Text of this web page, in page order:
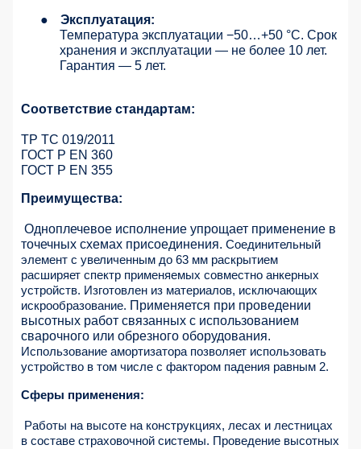
●
Эксплуатация:
Температура эксплуатации −50…+50 °C. Срок
хранения и эксплуатации — не более 10 лет.
Гарантия — 5 лет.
Соответствие стандартам:
ТР ТС 019/2011
ГОСТ Р EN 360
ГОСТ Р EN 355
Преимущества:
Одноплечевое исполнение упрощает применение в
точечных схемах присоединения. Соединительный
элемент с увеличенным до 63 мм раскрытием
расширяет спектр применяемых совместно анкерных
устройств. Изготовлен из материалов, исключающих
искрообразование. Применяется при проведении
высотных работ связанных с использованием
сварочного или обрезного оборудования.
Использование амортизатора позволяет использовать
устройство в том числе с фактором падения равным 2.
Сферы применения:
Работы на высоте на конструкциях, лесах и лестницах
в составе страховочной системы. Проведение высотных